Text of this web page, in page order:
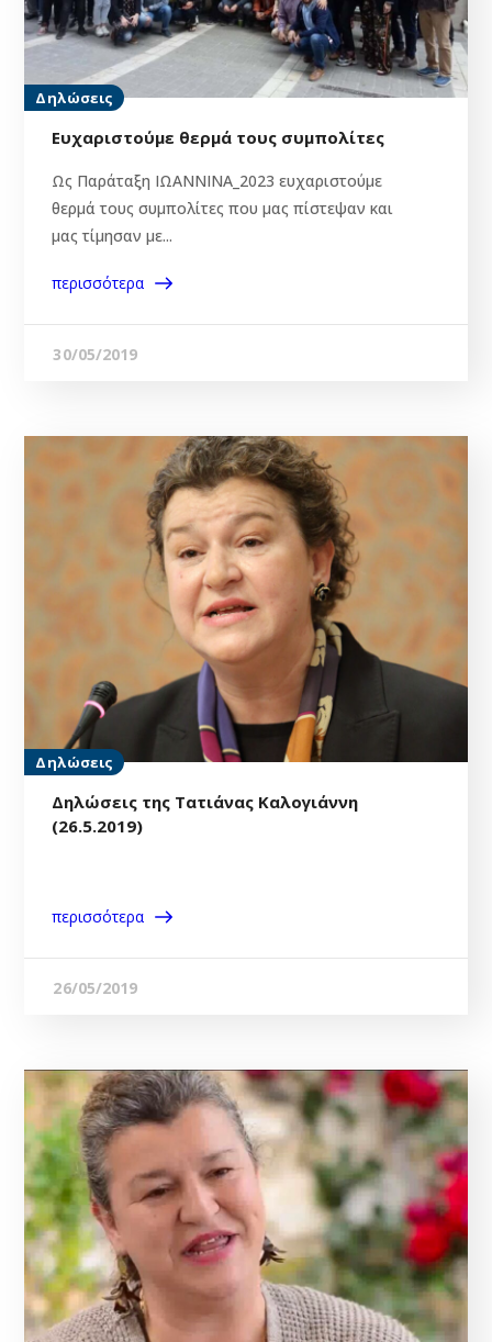
Δηλώσεις
Eυχαριστούμε θερμά τους συμπολίτες
Ως Παράταξη ΙΩΑΝΝΙΝΑ_2023 ευχαριστούμε
θερμά τους συμπολίτες που μας πίστεψαν και
μας τίμησαν με...
περισσότερα
30/05/2019
Δηλώσεις
Δηλώσεις της Τατιάνας Καλογιάννη
(26.5.2019)
περισσότερα
26/05/2019